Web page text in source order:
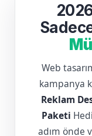
Web
kampanya
Reklam
Paketi
adım önde